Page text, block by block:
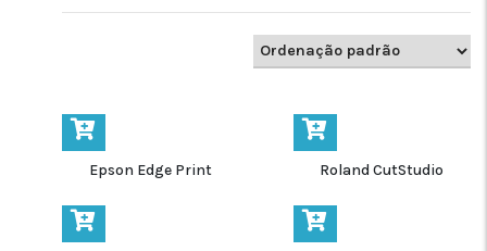
Roland
Epson Edge Print Roland CutStudio